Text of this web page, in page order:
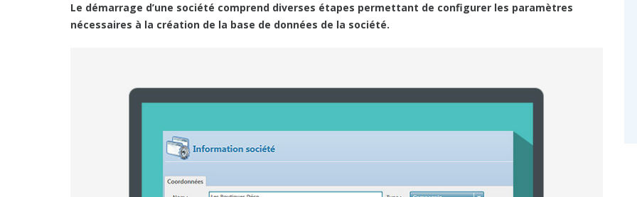
Le démarrage d’une société comprend diverses étapes permettant de configurer les paramètres
nécessaires à la création de la base de données de la société.